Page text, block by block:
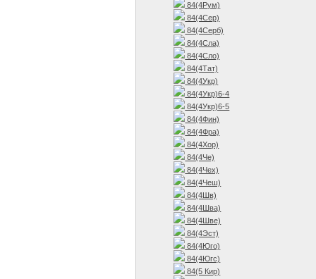
84(4Рум)
84(4Сер)
84(4Серб)
84(4Сла)
84(4Сло)
84(4Тат)
84(4Укр)
84(4Укр)6-4
84(4Укр)6-5
84(4Фин)
84(4Фра)
84(4Хор)
84(4Че)
84(4Чех)
84(4Чеш)
84(4Шв)
84(4Шва)
84(4Шве)
84(4Эст)
84(4Юго)
84(4Югс)
84(5 Кир)